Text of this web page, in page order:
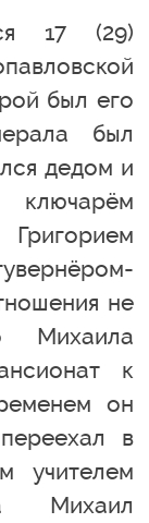
17 (29)
был его
был
дедом и
не
Михаила
к
он
в
учителем
Михаил